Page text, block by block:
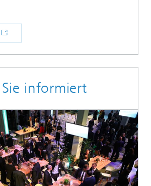
informiert